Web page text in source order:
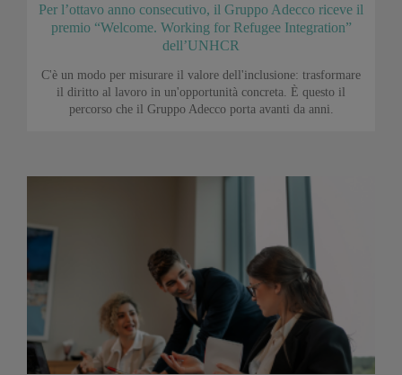
Per l’ottavo anno consecutivo, il Gruppo Adecco riceve il
premio “Welcome. Working for Refugee Integration”
dell’UNHCR
C'è un modo per misurare il valore dell'inclusione: trasformare
il diritto al lavoro in un'opportunità concreta. È questo il
percorso che il Gruppo Adecco porta avanti da anni.